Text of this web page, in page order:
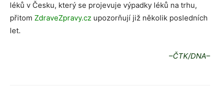
léků v Česku, který se projevuje výpadky léků na trhu,
přitom ZdraveZpravy.cz upozorňují již několik posledních
let.
–ČTK/DNA–